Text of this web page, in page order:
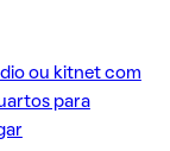
ou kitnet com
para